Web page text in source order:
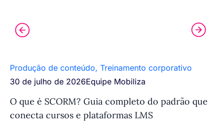
Produção de conteúdo, Treinamento corporativo
30 de julho de 2026Equipe Mobiliza
O que é SCORM? Guia completo do padrão que
conecta cursos e plataformas LMS